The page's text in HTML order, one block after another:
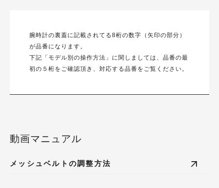
腕時計の裏蓋に記載されてる8桁の数字（矢印の部分）
が品番になります。
下記「モデル別の操作方法」に関しましては、品番の最
初の５桁をご確認頂き、対応する品番をご覧ください。
動画マニュアル
メッシュベルトの調整方法